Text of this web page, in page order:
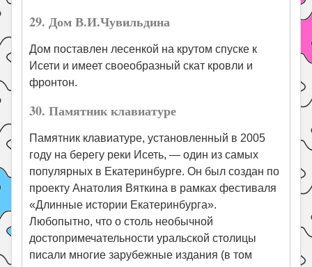
29. Дом В.И.Чувильдина
Дом поставлен лесенкой на крутом спуске к
Исети и имеет своеобразный скат кровли и
фронтон.
30. Памятник клавиатуре
Памятник клавиатуре, установленный в 2005
году на берегу реки Исеть, — один из самых
популярных в Екатеринбурге. Он был создан по
проекту Анатолия Вяткина в рамках фестиваля
«Длинные истории Екатеринбурга».
Любопытно, что о столь необычной
достопримечательности уральской столицы
писали многие зарубежные издания (в том